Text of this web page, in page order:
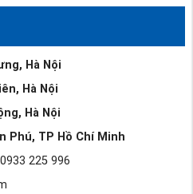
Hà Nội
Hà Nội
Hà Nội
Phú, TP Hồ Chí Minh
225 996